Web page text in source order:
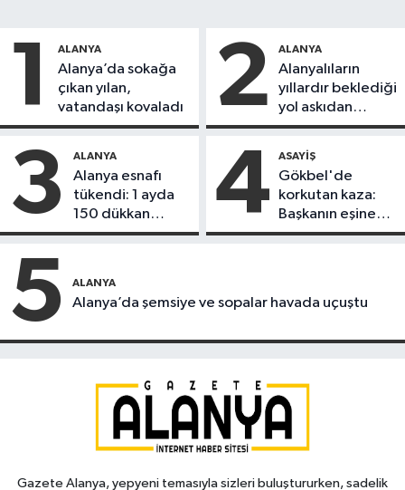
1 ALANYA
Alanya’da sokağa
çıkan yılan,
vatandaşı kovaladı
2 ALANYA
Alanyalıların
yıllardır beklediği
yol askıdan
döndü
3 ALANYA
Alanya esnafı
tükendi: 1 ayda
150 dükkan
kapandı
4 ASAYIŞ
Gökbel'de
korkutan kaza:
Başkanın eşine
motosiklet çarptı
5 ALANYA
Alanya’da şemsiye ve sopalar havada uçuştu
Gazete Alanya, yepyeni temasıyla sizleri buluştururken, sadelik